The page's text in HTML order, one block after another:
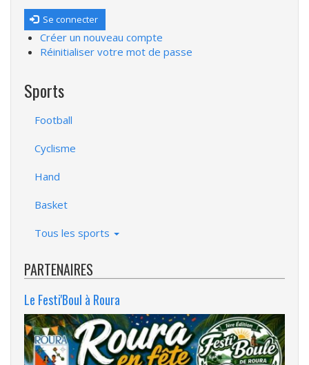
Se connecter
Créer un nouveau compte
Réinitialiser votre mot de passe
Sports
Football
Cyclisme
Hand
Basket
Tous les sports
PARTENAIRES
Le Festi'Boul à Roura